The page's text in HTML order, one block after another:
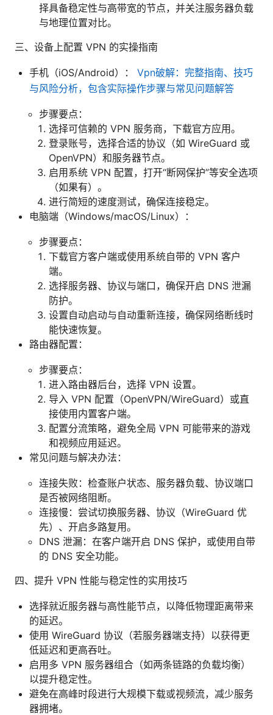
择具备稳定性与高带宽的节点，并关注服务器负载
与地理位置对比。
三、设备上配置 VPN 的实操指南
手机（iOS/Android）： Vpn破解：完整指南、技巧
与风险分析，包含实际操作步骤与常见问题解答
步骤要点：
选择可信赖的 VPN 服务商，下载官方应用。
登录账号，选择合适的协议（如 WireGuard 或
OpenVPN）和服务器节点。
启用系统 VPN 配置，打开“断网保护”等安全选项
（如果有）。
进行简短的速度测试，确保连接稳定。
电脑端（Windows/macOS/Linux）：
步骤要点：
下载官方客户端或使用系统自带的 VPN 客户
端。
选择服务器、协议与端口，确保开启 DNS 泄漏
防护。
设置自动启动与自动重新连接，确保网络断线时
能快速恢复。
路由器配置：
步骤要点：
进入路由器后台，选择 VPN 设置。
导入 VPN 配置（OpenVPN/WireGuard）或直
接使用内置客户端。
配置分流策略，避免全局 VPN 可能带来的游戏
和视频应用延迟。
常见问题与解决办法：
连接失败：检查账户状态、服务器负载、协议端口
是否被网络阻断。
连接慢：尝试切换服务器、协议（WireGuard 优
先）、开启多路复用。
DNS 泄漏：在客户端开启 DNS 保护，或使用自带
的 DNS 安全功能。
四、提升 VPN 性能与稳定性的实用技巧
选择就近服务器与高性能节点，以降低物理距离带来
的延迟。
使用 WireGuard 协议（若服务器端支持）以获得更
低延迟和更高吞吐。
启用多 VPN 服务器组合（如两条链路的负载均衡）
以提升稳定性。
避免在高峰时段进行大规模下载或视频流，减少服务
器拥堵。